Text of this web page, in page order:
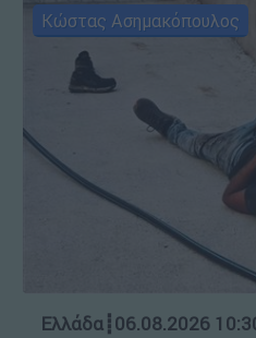
Κώστας Ασημακόπουλος
Ελλάδα┋06.08.2026